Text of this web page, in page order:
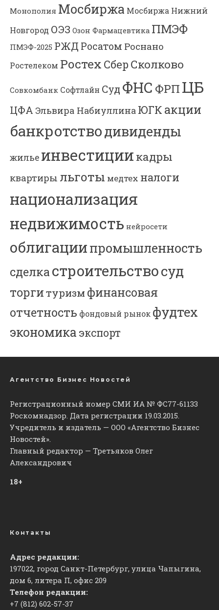
Монополия Мосбиржа Мосбиржа Нижний
Новгород ОЭЗ Озон Фармацевтика ПМЭФ
ПМЭФ-2025 РЖД Росатом Роснано
Ростелеком Ростех Сбер Сколково
Совкомбанк Софтлайн Суд ФНС ФРП ЦБ
ЦФА Эльвира Набиуллина ЮГК акции
банкротстводивиденды
жилье инвестиции кадры
квартиры льготы медтех налоги
национализация
недвижимость нейросети
облигациипромышленность
сделкастроительствосуд
торгитуризм финансовая
отчетность фондовый рынок фудтех
экономика экспорт
Агентство Бизнес Новостей
Регистрационный номер СМИ ИА № ФС77-61133
Роскомнадзор. Дата регистрации 19.03.2015.
Учредитель и издатель — ООО «Агентство Бизнес
Новостей».
Главный редактор — Третьяков Олег
Александрович
18+
Контакты
Адрес редакции:
197022, город Санкт-Петербург, улица Чапыгина,
дом 6, литера П, офис 209
Телефон редакции:
+7 (812) 602-57-37